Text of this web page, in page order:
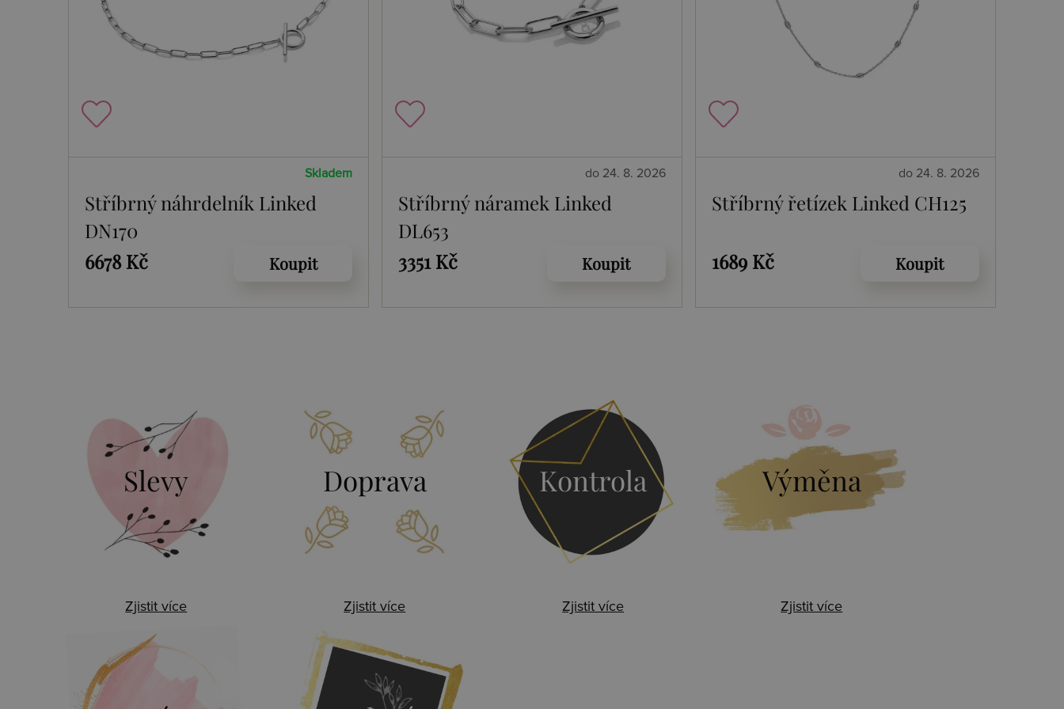
Skladem
Stříbrný náhrdelník Linked
DN170
6678 Kč
Koupit
do 24. 8. 2026
Stříbrný náramek Linked
DL653
3351 Kč
Koupit
do 24. 8. 2026
Stříbrný řetízek Linked CH125
1689 Kč Koupit
Slevy
Zjistit více
Doprava
Zjistit více
Kontrola
Zjistit více
Výměna
Zjistit více